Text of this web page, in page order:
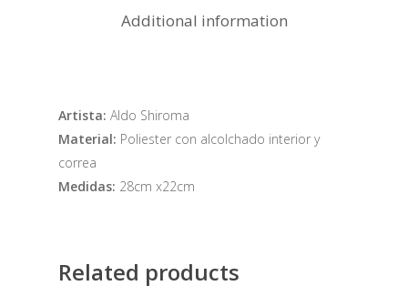
Additional information
Artista: Aldo Shiroma
Material: Poliester con alcolchado interior y
correa
Medidas: 28cm x22cm
Related products